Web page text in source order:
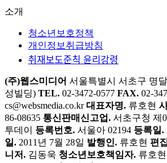
소개
청소년보호정책
개인정보취급방침
취재보도준칙 윤리강령
(주)웹스미디어 서울특별시 서초구 명
성빌딩) TEL. 02-3472-0577 FAX. 02-
cs@websmedia.co.kr 대표자명. 류호현
86-08635 통신판매신고업. 서초구청 제
투데이
등록번호. 서울아 02194 등록일.
일. 2011년 7월 28일 발행인. 류호현 편
니저. 김동욱 청소년보호책임자. 류호현